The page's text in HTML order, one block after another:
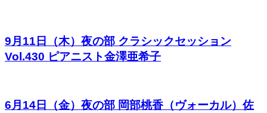
9月11日（木）夜の部 クラシックセッション
Vol.430 ピアニスト金澤亜希子
6月14日（金）夜の部 岡部桃香（ヴォーカル）佐